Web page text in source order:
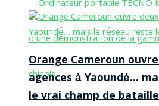
Orange Cameroun
agences à Yaoundé…
le vrai champ de bataille